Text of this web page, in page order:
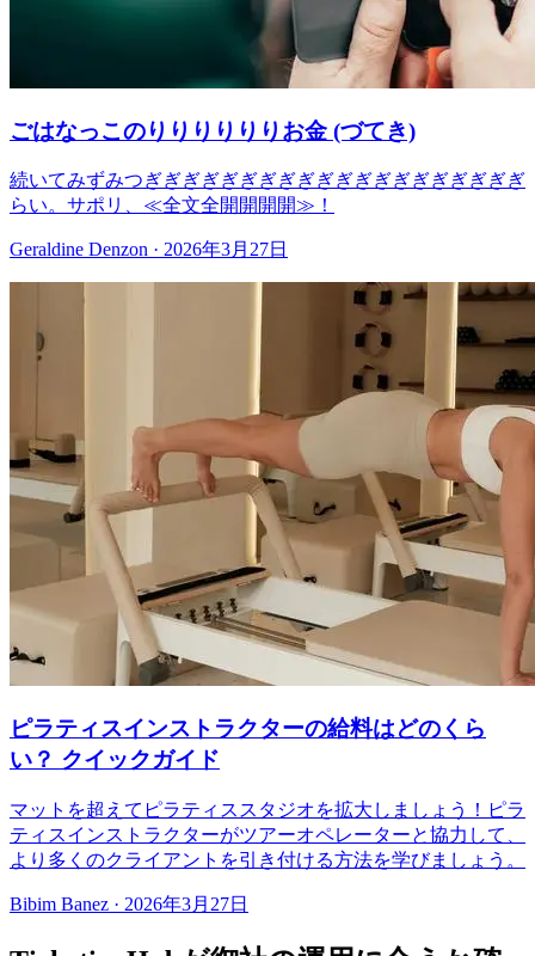
ごはなっこのりりりりりりお金 (づてき)
続いてみずみつぎぎぎぎぎぎぎぎぎぎぎぎぎぎぎぎぎぎぎぎ
らい。サポリ、≪全文全開開開開≫！
Geraldine Denzon · 2026年3月27日
ピラティスインストラクターの給料はどのくら
い？ クイックガイド
マットを超えてピラティススタジオを拡大しましょう！ピラ
ティスインストラクターがツアーオペレーターと協力して、
より多くのクライアントを引き付ける方法を学びましょう。
Bibim Banez · 2026年3月27日